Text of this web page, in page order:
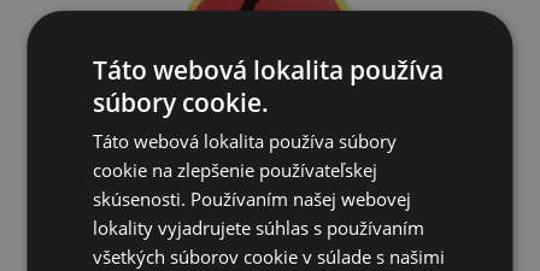
Hračka pre psov na aportovanie Frisbee – hádzací tanier
Táto webová lokalita používa
súbory cookie.
Táto webová lokalita používa súbory
cookie na zlepšenie používateľskej
skúsenosti. Používaním našej webovej
lokality vyjadrujete súhlas s používaním
všetkých súborov cookie v súlade s našimi